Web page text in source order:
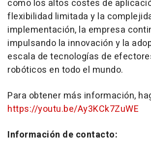
como los altos costes de
flexibilidad limitada y la
implementación, la empresa
impulsando la innovación y la
escala de tecnologías de
robóticos en todo el mundo.
Para obtener más información,
https://youtu.be/Ay3KCk7ZuWE
Información de contacto: